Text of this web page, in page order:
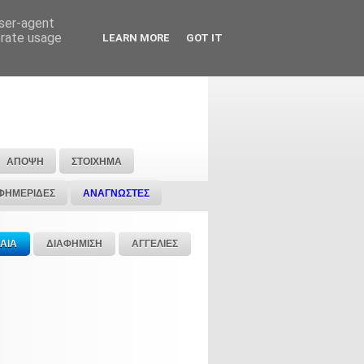
ΑΠΟΨΗ ΣΤΟΙΧΗΜΑ
ΑΝΑΓΝΩΣΤΕΣ
ΔΙΑΦΗΜΙΣΗ ΑΓΓΕΛΙΕΣ
agent
usage
LEARN MORE GOT IT